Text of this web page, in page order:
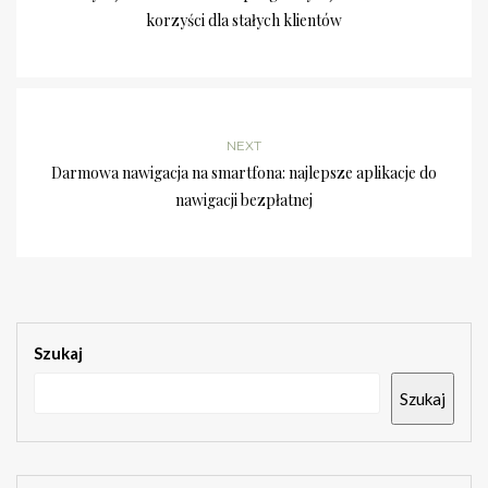
korzyści dla stałych klientów
NEXT
Darmowa nawigacja na smartfona: najlepsze aplikacje do
nawigacji bezpłatnej
Szukaj
Szukaj